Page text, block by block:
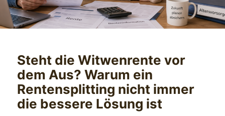
Steht die Witwenrente vor
dem Aus? Warum ein
Rentensplitting nicht immer
die bessere Lösung ist